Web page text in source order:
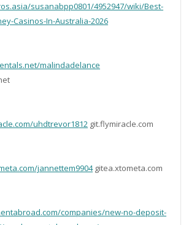
susanabpp0801/4952947/wiki/Best-
Casinos-In-Australia-2026
malindadelance
uhdtrevor1812 git.flymiracle.com
jannettem9904gitea.xtometa.com
companies/new-no-deposit-